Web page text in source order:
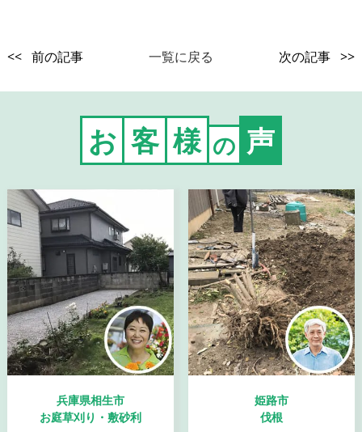
<< 前の記事 一覧に戻る 次の記事 >>
お 客 様 の 声
兵庫県相生市
お庭草刈り・敷砂利
姫路市
伐根